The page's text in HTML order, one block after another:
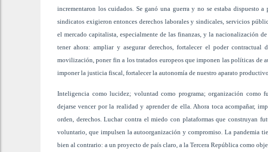
incrementaron los cuidados. Se ganó una guerra y no se estaba dispuesto
sindicatos exigieron entonces derechos laborales y sindicales, servicios
el mercado capitalista, especialmente de las finanzas, y la nacionalización
tener ahora: ampliar y asegurar derechos, fortalecer el poder contractual
movilización, poner fin a los tratados europeos que imponen las políticas de
imponer la justicia fiscal, fortalecer la autonomía de nuestro aparato
Inteligencia como lucidez; voluntad como programa; organización como
dejarse vencer por la realidad y aprender de ella. Ahora toca acompañar,
orden, derechos. Luchar contra el miedo con plataformas que construyan
voluntario, que impulsen la autoorganización y compromiso. La pandemia
bien al contrario: a un proyecto de país claro, a la Tercera República como